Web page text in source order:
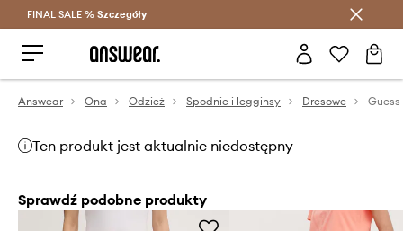
Oszczędzaj z Answear Club >
FINAL SALE % Szczegóły
Answear Ona Odzież Spodnie i legginsy Dresowe
Ten produkt jest aktualnie niedostępny
Sprawdź podobne produkty